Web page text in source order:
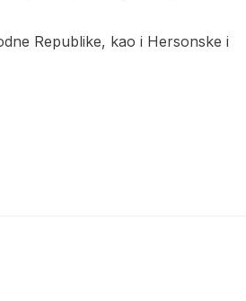
Republike, kao i Hersonske i